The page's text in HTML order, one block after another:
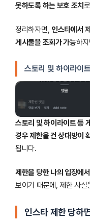
못하도록 하는 보호 조치
정리하자면, 인스타에서
게시물을 조회가 가능하
스토리 및 하이라이
스토리 및 하이라이트 등
경우 제한을 건 상대방이
됩니다.
제한을 당한 나의 입장에
보이기 때문에, 제한 사실
인스타 제한 당하